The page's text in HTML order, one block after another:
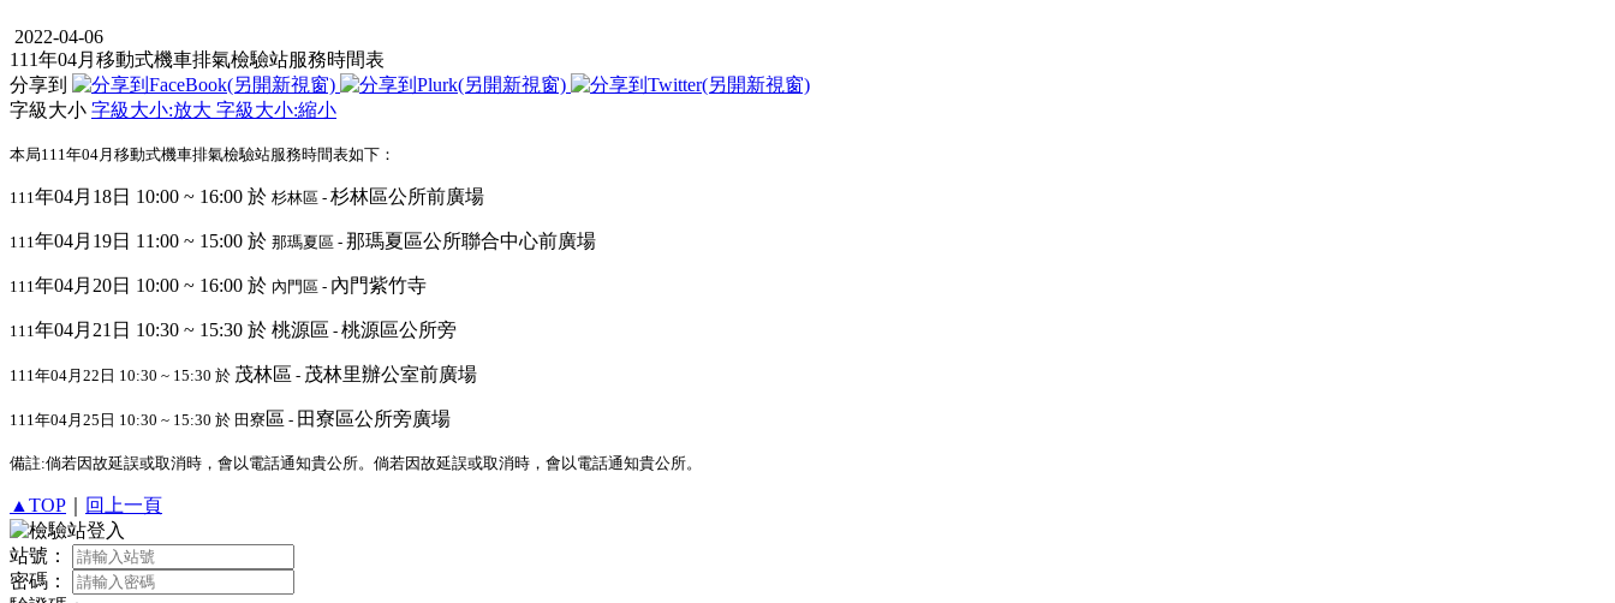
2022-04-06
111年04月移動式機車排氣檢驗站服務時間表
分享到
字級大小 字級大小:放大 字級大小:縮小
本局111年04月移動式機車排氣檢驗站服務時間表如下：
111 年04月18日 10:00 ~ 16:00 於 杉林區 - 杉林區公所前廣場
111 年04月19日 11:00 ~ 15:00 於 那瑪夏區 - 那瑪夏區公所聯合中心前廣場
111 年04月20日 10:00 ~ 16:00 於 內門區 - 內門紫竹寺
111 年04月21日 10:30 ~ 15:30 於 桃源區 - 桃源區公所旁
111年04月22日 10:30 ~ 15:30 於 茂林區 - 茂林里辦公室前廣場
111年04月25日 10:30 ~ 15:30 於 田寮 區 - 田寮區公所旁廣場
備註:倘若因故延誤或取消時，會以電話通知貴公所。倘若因故延誤或取消時，會以電話通知貴公所。
▲TOP 回上一頁
站號：
密碼：